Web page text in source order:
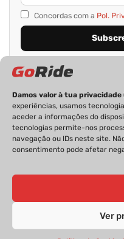
Damos valor à tua privacidade
experiências, usamos
aceder a informações do
tecnologias permite-nos
navegação ou IDs neste site.
consentimento pode afetar
Ver
Concordas com a Pol.
PRIVACIDADE FICHA
GoRide 2026 |